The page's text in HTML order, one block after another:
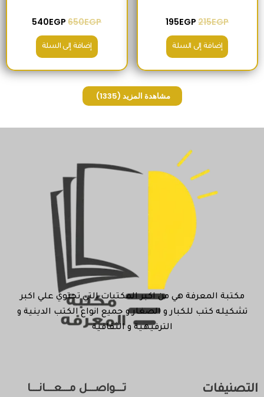
215EGP
195EGP
إضافة إلى السلة
650EGP
540EGP
إضافة إلى السلة
مشاهدة المزيد (1335)
مكتبة المعرفة هي من اكبر المكتبات التي تحتوي علي اكبر
تشكيله كتب للكبار و الصغار و جميع انواع الكتب الدينية و
الترفيهية و الثقافية
التصنيفات تـــواصـــل مـــعـــانـــا